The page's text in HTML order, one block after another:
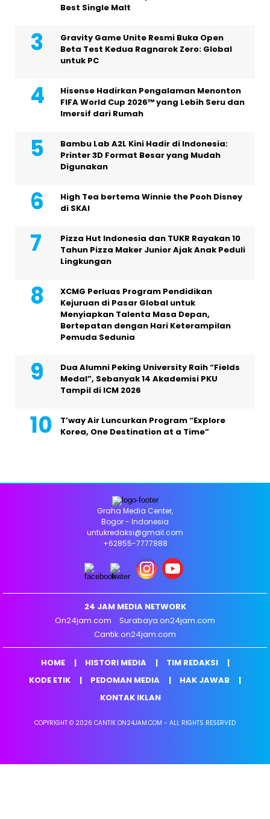
Best Single Malt
Gravity Game Unite Resmi Buka Open
Beta Test Kedua Ragnarok Zero: Global
untuk PC
Hisense Hadirkan Pengalaman Menonton
FIFA World Cup 2026™ yang Lebih Seru dan
Imersif dari Rumah
Bambu Lab A2L Kini Hadir di Indonesia:
Printer 3D Format Besar yang Mudah
Digunakan
High Tea bertema Winnie the Pooh Disney
di SKAI
Pizza Hut Indonesia dan TUKR Rayakan 10
Tahun Pizza Maker Junior Ajak Anak Peduli
Lingkungan
XCMG Perluas Program Pendidikan
Kejuruan di Pasar Global untuk
Menyiapkan Talenta Masa Depan,
Bertepatan dengan Hari Keterampilan
Pemuda Sedunia
Dua Alumni Peking University Raih “Fields
Medal”, Sebanyak 14 Akademisi PKU
Tampil di ICM 2026
T’way Air Luncurkan Program “Explore
Korea, One Destination at a Time”
Graha Media Center,
Bogor - Indonesia
untukredaksi@gmail.com
+62855-7777888
24 JAM MEDIA NETWORK
On24jam.com
Surabaya.on24jam.com
Cantik.on24jam.com
HOME HISTORI MEDIA
TIM REDAKSI
KODE ETIK
PEDOMAN MEDIA
HAK JAWAB
KONTAK IKLAN
COPYRIGHT © 2026 CANTIK ON24JAM.COM - ALL RIGHTS RESERVED